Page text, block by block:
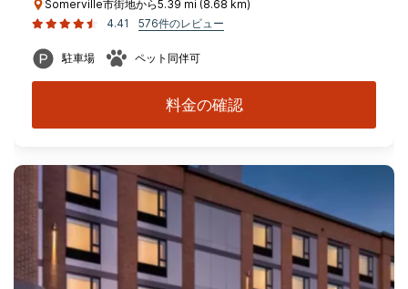
Somerville市街地から5.39 mi (8.68 km)
4.41
576件のレビュー
駐車場 ペット同伴可
料金の確認